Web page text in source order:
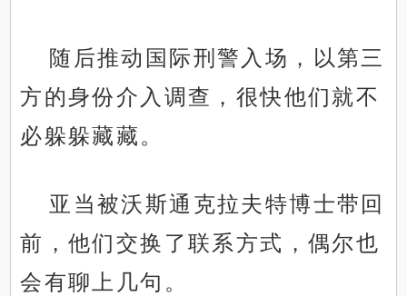
随后推动国际刑警入场，以第三
方的身份介入调查，很快他们就不
必躲躲藏藏。
亚当被沃斯通克拉夫特博士带回
前，他们交换了联系方式，偶尔也
会有聊上几句。